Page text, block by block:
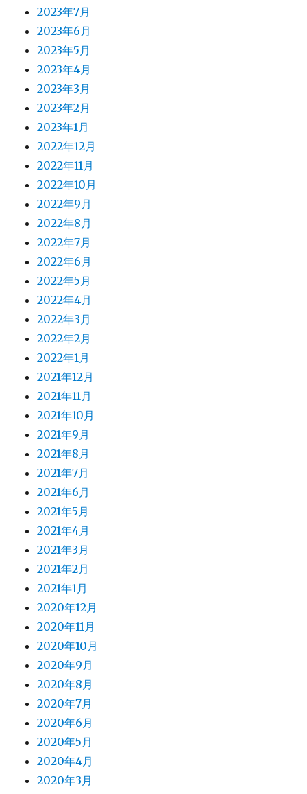
2023年7月
2023年6月
2023年5月
2023年4月
2023年3月
2023年2月
2023年1月
2022年12月
2022年11月
2022年10月
2022年9月
2022年8月
2022年7月
2022年6月
2022年5月
2022年4月
2022年3月
2022年2月
2022年1月
2021年12月
2021年11月
2021年10月
2021年9月
2021年8月
2021年7月
2021年6月
2021年5月
2021年4月
2021年3月
2021年2月
2021年1月
2020年12月
2020年11月
2020年10月
2020年9月
2020年8月
2020年7月
2020年6月
2020年5月
2020年4月
2020年3月